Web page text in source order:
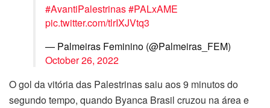
#AvantiPalestrinas#PALxAME
pic.twitter.com/tlrIXJVtq3
— Palmeiras Feminino (@Palmeiras_FEM)
October 26, 2022
O gol da vitória das Palestrinas saiu aos 9 minutos do
segundo tempo, quando Byanca Brasil cruzou na área e